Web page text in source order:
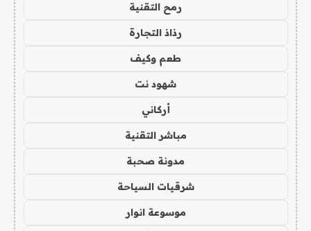
رمح التقنية
رذاذ التجارة
طعم وكيف
شهود نت
أركاني
مباشر التقنية
مدونة صحبة
شرقيات السياحة
موسوعة انوار